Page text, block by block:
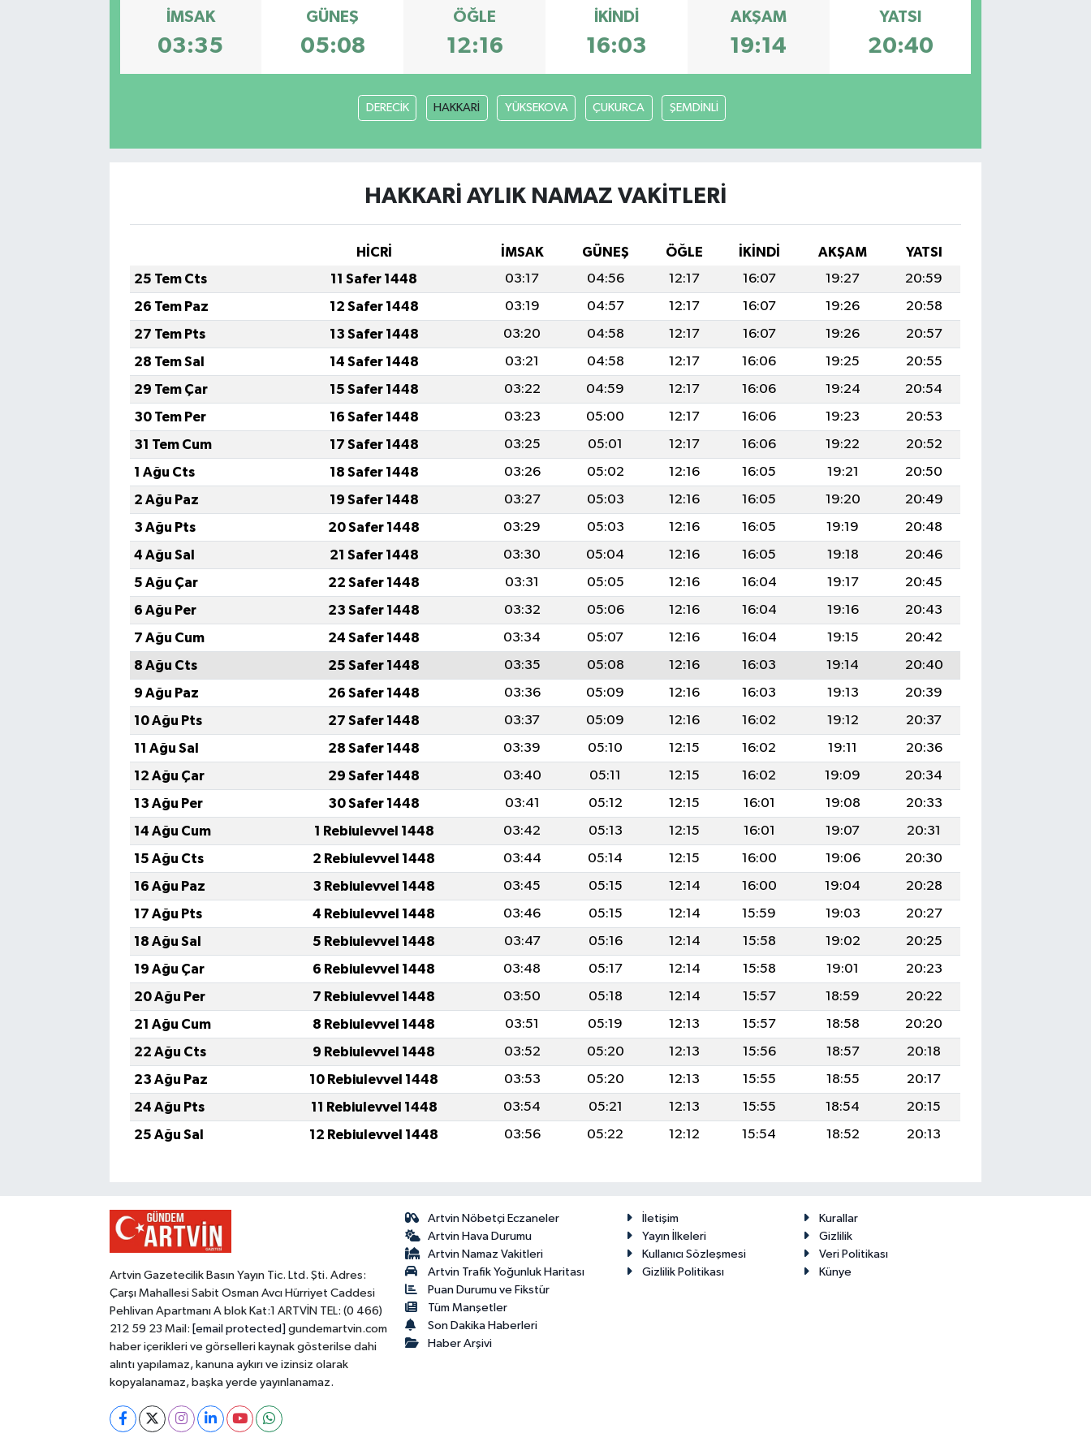
İMSAK
03:35
GÜNEŞ
05:08
ÖĞLE
12:16
İKINDI
16:03
AKŞAM
19:14
YATSI
20:40
DERECİK HAKKARİ YÜKSEKOVA ÇUKURCA ŞEMDİNLİ
HAKKARİ AYLIK NAMAZ VAKITLERI
HİCRİ İMSAK GÜNEŞ ÖĞLE İKINDI AKŞAM
YATSI
25 Tem Cts
11 Safer 1448 03:17 04:56 12:17 16:07 19:27
20:59
26 Tem Paz
12 Safer 1448 03:19 04:57 12:17 16:07 19:26
20:58
27 Tem Pts
13 Safer 1448 03:20 04:58 12:17 16:07 19:26
20:57
28 Tem Sal
14 Safer 1448 03:21 04:58 12:17 16:06 19:25
20:55
29 Tem Çar
15 Safer 1448 03:22 04:59 12:17 16:06 19:24
20:54
30 Tem Per
16 Safer 1448 03:23 05:00 12:17 16:06 19:23
20:53
31 Tem Cum
17 Safer 1448 03:25 05:01 12:17 16:06 19:22
20:52
1 Ağu Cts
18 Safer 1448 03:26 05:02 12:16 16:05 19:21
20:50
2 Ağu Paz
19 Safer 1448 03:27 05:03 12:16 16:05 19:20
20:49
3 Ağu Pts
20 Safer 1448 03:29 05:03 12:16 16:05 19:19
20:48
4 Ağu Sal
21 Safer 1448 03:30 05:04 12:16 16:05 19:18
20:46
5 Ağu Çar
22 Safer 1448 03:31 05:05 12:16 16:04 19:17
20:45
6 Ağu Per
23 Safer 1448 03:32 05:06 12:16 16:04 19:16
20:43
7 Ağu Cum
24 Safer 1448 03:34 05:07 12:16 16:04 19:15
20:42
8 Ağu Cts
25 Safer 1448 03:35 05:08 12:16 16:03 19:14
20:40
9 Ağu Paz
26 Safer 1448 03:36 05:09 12:16 16:03 19:13
20:39
10 Ağu Pts
27 Safer 1448 03:37 05:09 12:16 16:02 19:12
20:37
11 Ağu Sal
28 Safer 1448 03:39 05:10 12:15 16:02 19:11
20:36
12 Ağu Çar
29 Safer 1448 03:40 05:11 12:15 16:02 19:09
20:34
13 Ağu Per
30 Safer 1448 03:41 05:12 12:15 16:01 19:08
20:33
14 Ağu Cum
1 Rebiulevvel 1448 03:42 05:13 12:15 16:01 19:07
20:31
15 Ağu Cts
2 Rebiulevvel 1448 03:44 05:14 12:15 16:00 19:06
20:30
16 Ağu Paz
3 Rebiulevvel 1448 03:45 05:15 12:14 16:00 19:04
20:28
17 Ağu Pts
4 Rebiulevvel 1448 03:46 05:15 12:14 15:59 19:03
20:27
18 Ağu Sal
5 Rebiulevvel 1448 03:47 05:16 12:14 15:58 19:02
20:25
19 Ağu Çar
6 Rebiulevvel 1448 03:48 05:17 12:14 15:58 19:01
20:23
20 Ağu Per
7 Rebiulevvel 1448 03:50 05:18 12:14 15:57 18:59
20:22
21 Ağu Cum
8 Rebiulevvel 1448 03:51 05:19 12:13 15:57 18:58
20:20
22 Ağu Cts
9 Rebiulevvel 1448 03:52 05:20 12:13 15:56 18:57
20:18
23 Ağu Paz
10 Rebiulevvel 1448 03:53 05:20 12:13 15:55 18:55
20:17
24 Ağu Pts
11 Rebiulevvel 1448 03:54 05:21 12:13 15:55 18:54
20:15
25 Ağu Sal
12 Rebiulevvel 1448 03:56 05:22 12:12 15:54 18:52 20:13
Artvin Gazetecilik Basın Yayın Tic. Ltd. Şti. Adres:
Çarşı Mahallesi Sabit Osman Avcı Hürriyet Caddesi
Pehlivan Apartmanı A blok Kat:1 ARTVİN TEL: (0 466)
212 59 23 Mail: [email protected] gundemartvin.com
haber içerikleri ve görselleri kaynak gösterilse dahi
alıntı yapılamaz, kanuna aykırı ve izinsiz olarak
kopyalanamaz, başka yerde yayınlanamaz.
Artvin Nöbetçi Eczaneler
Artvin Hava Durumu
Artvin Namaz Vakitleri
Artvin Trafik Yoğunluk Haritası
Puan Durumu ve Fikstür
Tüm Manşetler
Son Dakika Haberleri
Haber Arşivi
İletişim
Kurallar
Yayın İlkeleri
Gizlilik
Kullanıcı Sözleşmesi
Veri Politikası
Gizlilik Politikası
Künye